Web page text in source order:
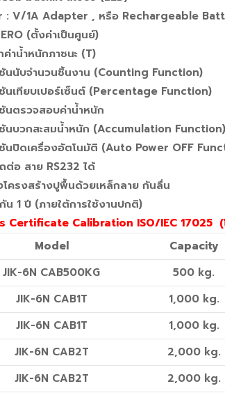
: V/1A Adapter , หรือ Rechargeable
(ตั้งค่าเป็นศูนย์)
าน้ำหนักภาชนะ (T)
นนับจำนวนชิ้นงาน (Counting Function)
นเทียบเปอร์เซ็นต์ (Percentage Function)
นตรวจสอบค่าน้ำหนัก
นบวกสะสมน้ำหนัก (Accumulation Function)
นปิดเครื่องอัตโนมัติ (Auto Power OFF
ต่อ สาย RS232 ได้
ครงสร้างปูพื้นด้วยเหล็กลาย กันลื่น
น 1 ปี (ภายใต้การใช้งานปกติ)
ร Certificate Calibration ISO/IEC 17025 (
Model
Capacity
JIK-6N CAB500KG
500 kg.
JIK-6N CAB1T
1,000 kg.
JIK-6N CAB1T
1,000 kg.
JIK-6N CAB2T
2,000 kg.
JIK-6N CAB2T
2,000 kg.